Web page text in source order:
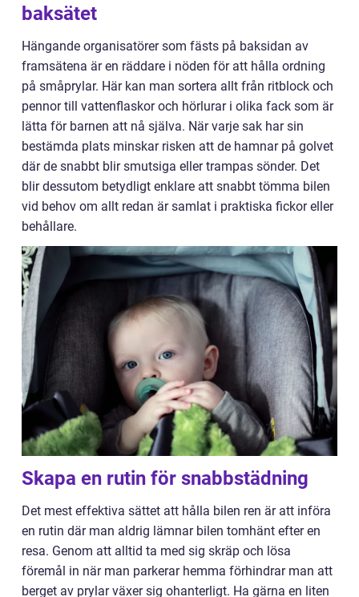
baksätet
Hängande organisatörer som fästs på baksidan av
framsätena är en räddare i nöden för att hålla ordning
på småprylar. Här kan man sortera allt från ritblock och
pennor till vattenflaskor och hörlurar i olika fack som är
lätta för barnen att nå själva. När varje sak har sin
bestämda plats minskar risken att de hamnar på golvet
där de snabbt blir smutsiga eller trampas sönder. Det
blir dessutom betydligt enklare att snabbt tömma bilen
vid behov om allt redan är samlat i praktiska fickor eller
behållare.
Skapa en rutin för snabbstädning
Det mest effektiva sättet att hålla bilen ren är att införa
en rutin där man aldrig lämnar bilen tomhänt efter en
resa. Genom att alltid ta med sig skräp och lösa
föremål in när man parkerar hemma förhindrar man att
berget av prylar växer sig ohanterligt. Ha gärna en liten